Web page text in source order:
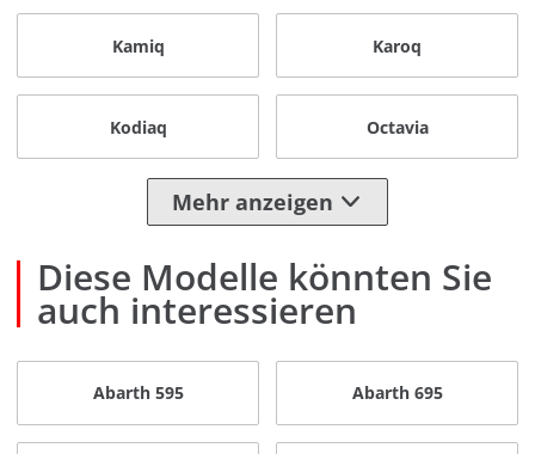
Kamiq Karoq
Kodiaq Octavia
Mehr anzeigen
Diese Modelle könnten Sie
auch interessieren
Abarth 595 Abarth 695